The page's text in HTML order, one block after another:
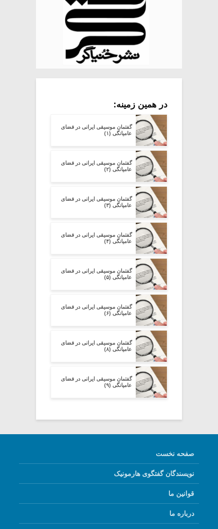
در همین زمینه:
گفتمان موسیقی ایرانی در فضای
عامیانگی (۱)
گفتمان موسیقی ایرانی در فضای
عامیانگی (۲)
گفتمان موسیقی ایرانی در فضای
عامیانگی (۳)
گفتمان موسیقی ایرانی در فضای
عامیانگی (۴)
گفتمان موسیقی ایرانی در فضای
عامیانگی (۵)
گفتمان موسیقی ایرانی در فضای
عامیانگی (۶)
گفتمان موسیقی ایرانی در فضای
عامیانگی (۸)
گفتمان موسیقی ایرانی در فضای
عامیانگی (۹)
صفحه نخست
نویسندگان گفتگوی هارمونیک
قوانین ما
درباره ما